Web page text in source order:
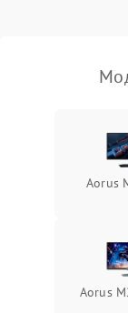
Неисправность
перенапряжения
защиты от
Повреждение
защиты от
Aorus
Aorus